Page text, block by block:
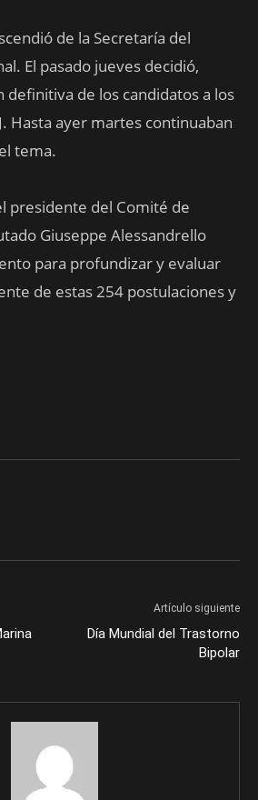
de la Secretaría del
El pasado jueves decidió,
definitiva de los candidatos a los
Hasta ayer martes continuaban
tema.
presidente del Comité de
Giuseppe Alessandrello
para profundizar y evaluar
de estas 254 postulaciones y
Artículo siguiente
Día Mundial del Trastorno
Bipolar